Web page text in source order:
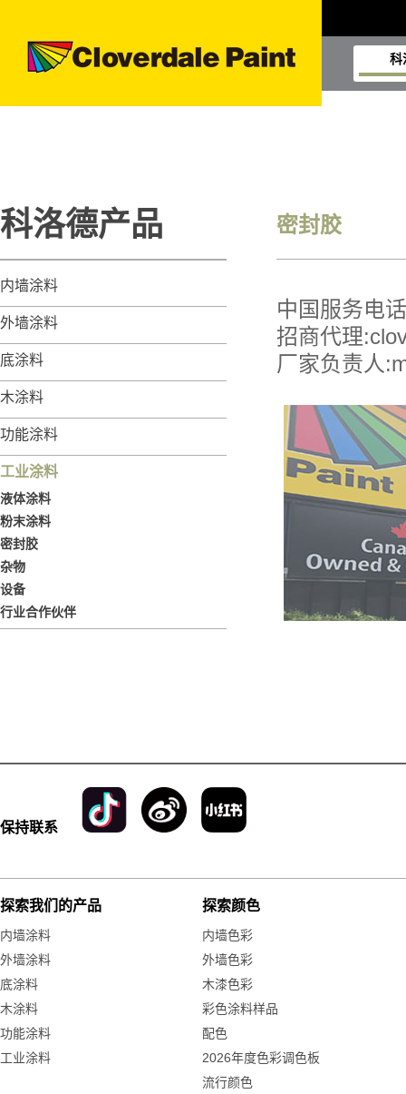
科
密封胶
中国服务电
招商代理
厂家负责人
科洛德产品
内墙涂料
外墙涂料
底涂料
木涂料
功能涂料
工业涂料
液体涂料
粉末涂料
密封胶
杂物
设备
行业合作伙伴
保持联系
探索我们的产品
内墙涂料
外墙涂料
底涂料
木涂料
功能涂料
工业涂料
探索颜色
内墙色彩
外墙色彩
木漆色彩
彩色涂料样品
配色
2026年度色彩调色板
流行颜色